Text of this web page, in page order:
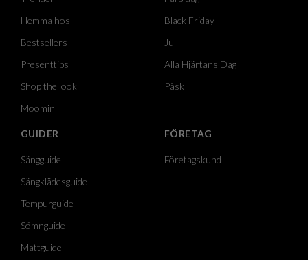
Hemma hos
Bestsellers
Presenttips
Shop the look
Moomin
Black Friday
Jul
Alla Hjärtans Dag
Påsk
GUIDER
Sängguide
Sängklädesguide
Tempurguide
Sömnguide
Mattguide
FÖRETAG
Företagskund